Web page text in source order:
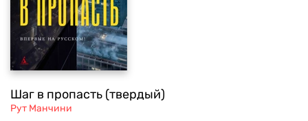
Шаг в пропасть (твердый)
Рут Манчини